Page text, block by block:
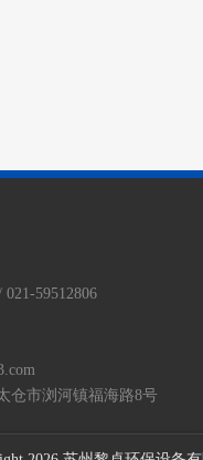
021-59512806
仓市浏河镇福海路8号